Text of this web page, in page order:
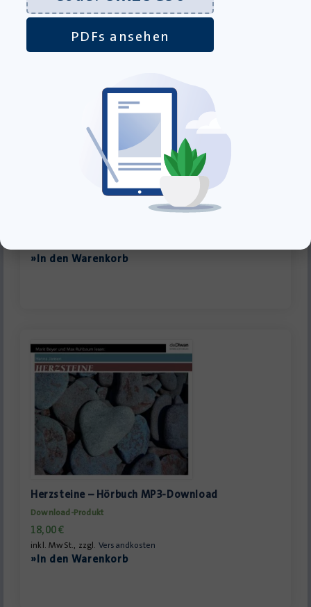
Hard Land – Taschenbuch
»In den Warenkorb
Herzsteine – Hörbuch MP3-Download
Download-Produkt
18,00€
inkl. MwSt., zzgl. Versandkosten
»In den Warenkorb
PDFs ansehen